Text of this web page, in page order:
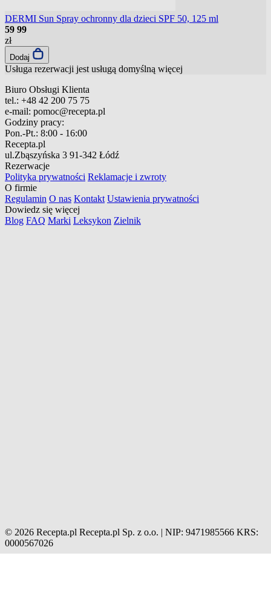
DERMI Sun Spray ochronny dla dzieci SPF 50, 125 ml
59 99
zł
Dodaj
Usługa rezerwacji jest usługą domyślną więcej
Biuro Obsługi Klienta
tel.: +48 42 200 75 75
e-mail: pomoc@recepta.pl
Godziny pracy:
Pon.-Pt.: 8:00 - 16:00
Recepta.pl
ul.Zbąszyńska 3 91-342 Łódź
Rezerwacje
Polityka prywatności Reklamacje i zwroty
O firmie
Regulamin O nas Kontakt Ustawienia prywatności
Dowiedz się więcej
Blog FAQ Marki Leksykon Zielnik
© 2026 Recepta.pl Recepta.pl Sp. z o.o. | NIP: 9471985566 KRS:
0000567026